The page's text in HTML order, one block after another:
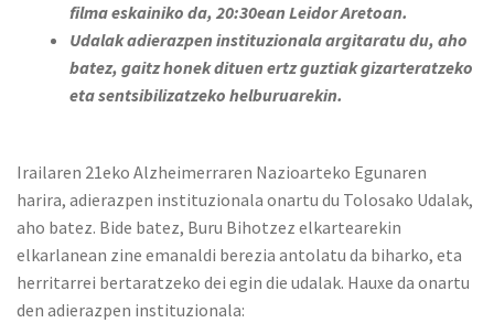
filma eskainiko da, 20:30ean Leidor Aretoan.
Udalak adierazpen instituzionala argitaratu du, aho
batez, gaitz honek dituen ertz guztiak gizarteratzeko
eta sentsibilizatzeko helburuarekin.
Irailaren 21eko Alzheimerraren Nazioarteko Egunaren
harira, adierazpen instituzionala onartu du Tolosako Udalak,
aho batez. Bide batez, Buru Bihotzez elkartearekin
elkarlanean zine emanaldi berezia antolatu da biharko, eta
herritarrei bertaratzeko dei egin die udalak. Hauxe da onartu
den adierazpen instituzionala: